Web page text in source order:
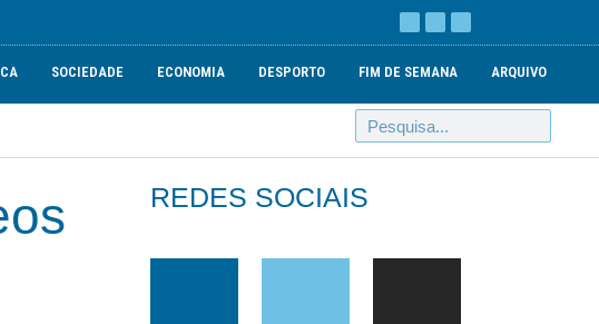
SOCIEDADE ECONOMIA DESPORTO FIM DE SEMANA ARQUIVO
REDES SOCIAIS